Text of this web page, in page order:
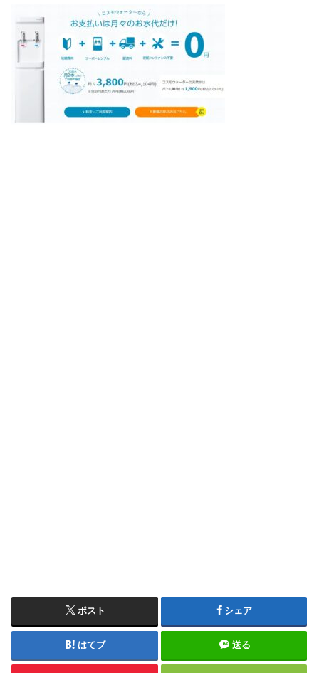
ポスト シェア
はてブ 送る